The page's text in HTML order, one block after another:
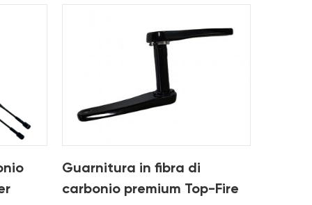
design
la resistenza al vento mantenendo
un'elevata resistenza, rendendoli
adatti a ruote da strada, MTB,
gravel e BMX. Realizzati in fibra di
carbonio di alta qualità, forniscono
condizioni di guida. Grazie al profilo
migliorare l'accelerazione e
Guarnitura in fibra di
carbonio premium Top-Fire